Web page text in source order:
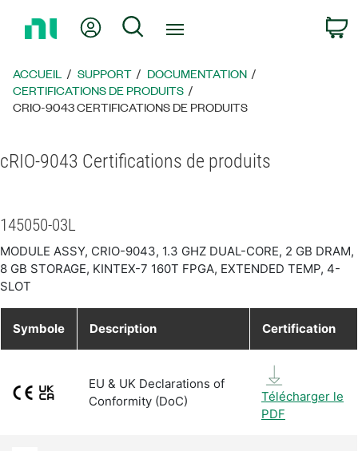
page
d’accueil
Mon compteRechercher
ACCUEIL SUPPORT
DOCUMENTATION
CERTIFICATIONS DE PRODUITS
CRIO-9043 CERTIFICATIONS DE PRODUITS
cRIO-9043 Certifications de produits
145050-03L
MODULE ASSY, CRIO-9043, 1.3 GHZ DUAL-CORE, 2 GB DRAM,
8 GB STORAGE, KINTEX-7 160T FPGA, EXTENDED TEMP, 4-
SLOT
Symbole Description Certification
EU & UK Declarations of
Conformity (DoC)
Télécharger le
PDF